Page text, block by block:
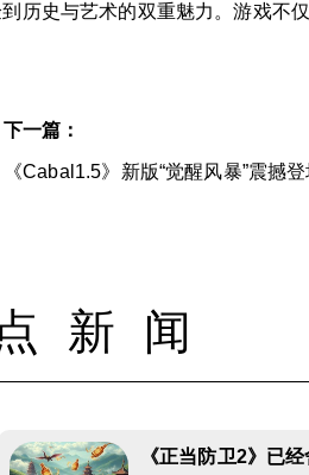
历史与艺术的双重魅力。游戏不
下一篇：
《Cabal1.5》新版“觉醒风暴”震撼
新闻
《正当防卫2》已